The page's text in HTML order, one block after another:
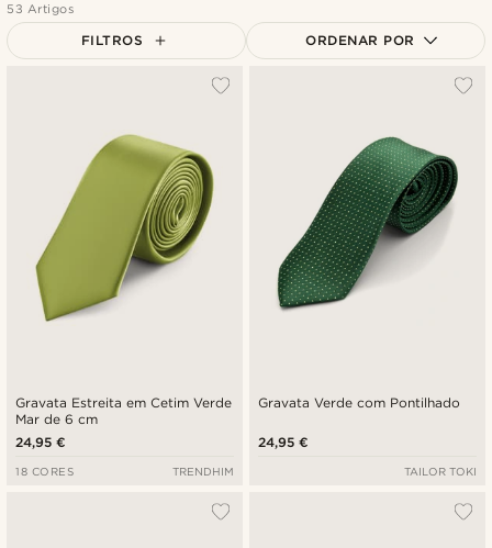
53 Artigos
FILTROS ORDENAR POR
Preço mais baixo
Preço mais alto
Gravata Estreita em Cetim Verde
Mar de 6 cm
24,95 €
18 CORES TRENDHIM
Gravata Verde com Pontilhado
24,95 €
TAILOR TOKI